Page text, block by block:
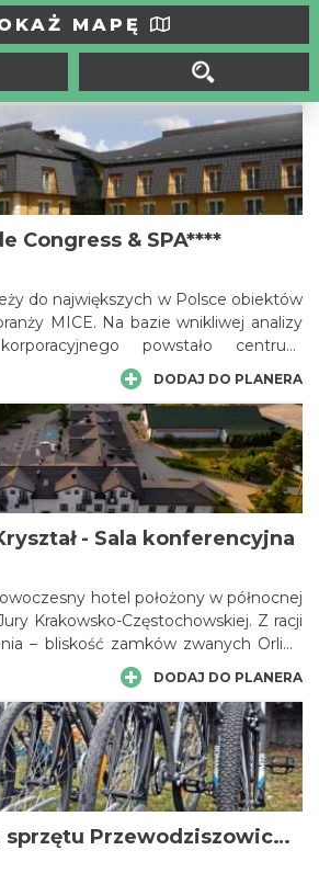
MAPĘ
pozwala na zorganizowanie
estradowych, targowych i
lokalizacja obiektu w pobliżu drogi
łatwy dojazd.
DODAJ DO PLANERA
Congress & SPA****
do największych w Polsce obiektów
MICE. Na bazie wnikliwej analizy
powstało centrum
plener znakomitych możliwości
i eventowych oraz dział MICE
ds. organizacji wydarzeń
DODAJ DO PLANERA
- Sala konferencyjna
hotel położony w północnej
Krakowsko-Częstochowskiej. Z racji
– bliskość zamków zwanych Orlimi
idealne miejsce
cały rok. Hotel dysponuje ofertą
DODAJ DO PLANERA
Wypożyczalnia sprzętu Przewodziszowice - Żarki